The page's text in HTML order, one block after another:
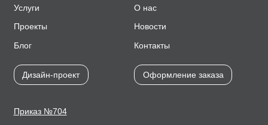
Услуги
Проекты
Блог
Дизайн-проект
О нас
Новости
Контакты
Оформление заказа
Приказ №704